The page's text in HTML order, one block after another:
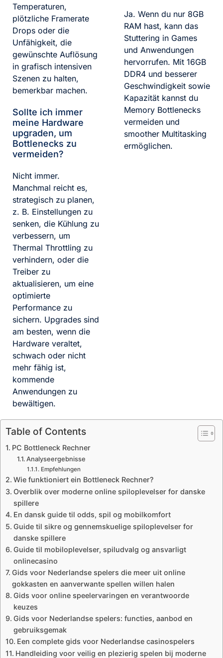
Temperaturen,
plötzliche Framerate
Drops oder die
Unfähigkeit, die
gewünschte Auflösung
in grafisch intensiven
Szenen zu halten,
bemerkbar machen.
Sollte ich immer
meine Hardware
upgraden, um
Bottlenecks zu
vermeiden?
Nicht immer.
Manchmal reicht es,
strategisch zu planen,
z. B. Einstellungen zu
senken, die Kühlung zu
verbessern, um
Thermal Throttling zu
verhindern, oder die
Treiber zu
aktualisieren, um eine
optimierte
Performance zu
sichern. Upgrades sind
am besten, wenn die
Hardware veraltet,
schwach oder nicht
mehr fähig ist,
kommende
Anwendungen zu
bewältigen.
Ja. Wenn du nur 8GB
RAM hast, kann das
Stuttering in Games
und Anwendungen
hervorrufen. Mit 16GB
DDR4 und besserer
Geschwindigkeit sowie
Kapazität kannst du
Memory Bottlenecks
vermeiden und
smoother Multitasking
ermöglichen.
Table of Contents
PC Bottleneck Rechner
Analyseergebnisse
Empfehlungen
Wie funktioniert ein Bottleneck Rechner?
Overblik over moderne online spiloplevelser for danske
spillere
En dansk guide til odds, spil og mobilkomfort
Guide til sikre og gennemskuelige spiloplevelser for
danske spillere
Guide til mobiloplevelser, spiludvalg og ansvarligt
onlinecasino
Gids voor Nederlandse spelers die meer uit online
gokkasten en aanverwante spellen willen halen
Gids voor online speelervaringen en verantwoorde
keuzes
Gids voor Nederlandse spelers: functies, aanbod en
gebruiksgemak
Een complete gids voor Nederlandse casinospelers
Handleiding voor veilig en plezierig spelen bij moderne